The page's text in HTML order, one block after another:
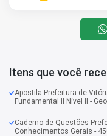
Itens que você
Apostila Prefeitura de
Fundamental II Nível II -
Caderno de Questões
Conhecimentos Gerais -